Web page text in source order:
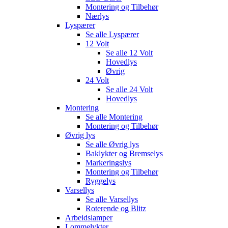
Montering og Tilbehør
Nærlys
Lyspærer
Se alle Lyspærer
12 Volt
Se alle 12 Volt
Hovedlys
Øvrig
24 Volt
Se alle 24 Volt
Hovedlys
Montering
Se alle Montering
Montering og Tilbehør
Øvrig lys
Se alle Øvrig lys
Baklykter og Bremselys
Markeringslys
Montering og Tilbehør
Ryggelys
Varsellys
Se alle Varsellys
Roterende og Blitz
Arbeidslamper